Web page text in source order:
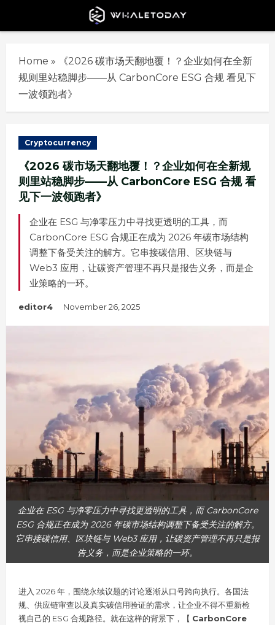
Home »
《2026 碳市场天翻地覆！？企业如何在全新
规则里站稳脚步——从 CarbonCore ESG 合规 看见下
一波领跑者》
Cryptocurrency
《2026 碳市场天翻地覆！？企业如何在全新规
则里站稳脚步——从 CarbonCore ESG 合规 看
见下一波领跑者》
企业在 ESG 与净零压力中寻找更透明的工具，而
CarbonCore ESG 合规正在成为 2026 年碳市场结构
调整下备受关注的解方。它串接碳信用、区块链与
Web3 应用，让碳资产管理不再只是报告义务，而是企
业策略的一环。
editor4 November 26, 2025
企业在 ESG 与净零压力中寻找更透明的工具，而 CarbonCore
ESG 合规正在成为 2026 年碳市场结构调整下备受关注的解方。
它串接碳信用、区块链与 Web3 应用，让碳资产管理不再只是报
告义务，而是企业策略的一环。
进入 2026 年，围绕永续议题的讨论逐渐从口号跨向执行。各国法
规、供应链审查以及真实碳信用验证的需求，让企业不得不重新检
视自己的 ESG 合规路径。就在这样的背景下，【 CarbonCore